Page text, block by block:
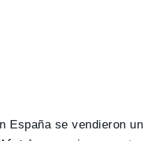
España se vendieron un